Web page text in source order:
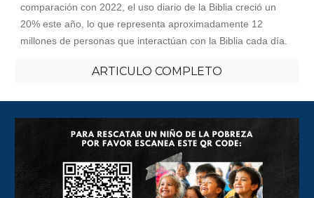
comparación con 2022, el uso diario de la Biblia creció un
20% este año, lo que representa aproximadamente 12
millones de personas que interactúan con la Biblia cada día.
ARTICULO COMPLETO